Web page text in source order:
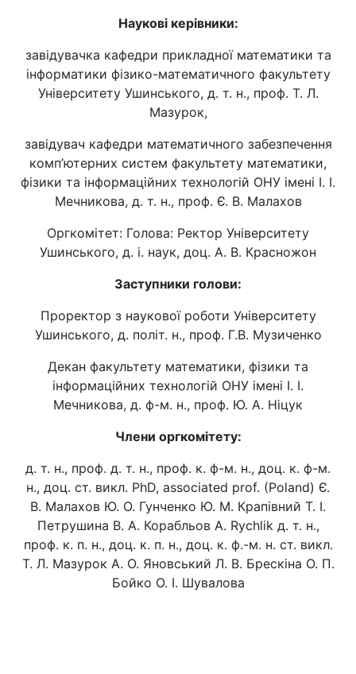
Наукові керівники:
завідувачка кафедри прикладної математики та
інформатики фізико-математичного факультету
Університету Ушинського, д. т. н., проф. Т. Л.
Мазурок,
завідувач кафедри математичного забезпечення
комп’ютерних систем факультету математики,
фізики та інформаційних технологій ОНУ імені І. І.
Мечникова, д. т. н., проф. Є. В. Малахов
Оргкомітет: Головa: Ректор Університету
Ушинського, д. і. наук, доц. А. В. Красножон
Заступники голови:
Проректор з наукової роботи Університету
Ушинського, д. політ. н., проф. Г.В. Музиченко
Декан факультету математики, фізики та
інформаційних технологій ОНУ імені І. І.
Мечникова, д. ф-м. н., проф. Ю. А. Ніцук
Члени оргкомітету:
д. т. н., проф. д. т. н., проф. к. ф-м. н., доц. к. ф-м.
н., доц. ст. викл. PhD, associated prof. (Poland) Є.
В. Малахов Ю. О. Гунченко Ю. М. Крапівний Т. І.
Петрушина В. А. Корабльов A. Rychlik д. т. н.,
проф. к. п. н., доц. к. п. н., доц. к. ф.-м. н. ст. викл.
Т. Л. Мазурок А. О. Яновський Л. В. Брескіна О. П.
Бойко О. І. Шувалова